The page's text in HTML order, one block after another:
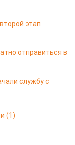
этап
отправиться в
службу с
(1)